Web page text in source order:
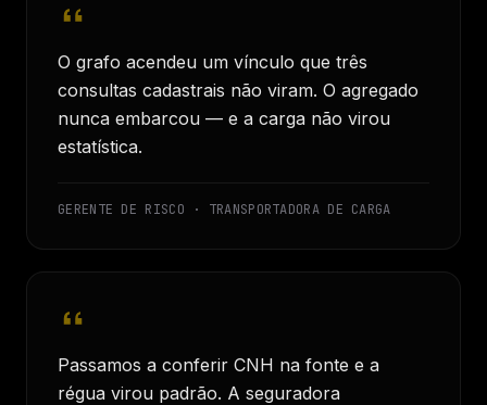
O grafo acendeu um vínculo que três
consultas cadastrais não viram. O agregado
nunca embarcou — e a carga não virou
estatística.
GERENTE DE RISCO · TRANSPORTADORA DE CARGA
Passamos a conferir CNH na fonte e a
régua virou padrão. A seguradora